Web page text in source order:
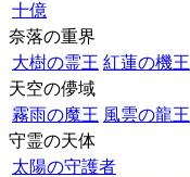
十億
奈落の重界
大樹の霊王 紅蓮の機王
天空の儚域
霧雨の魔王 風雲の龍王
守霊の天体
太陽の守護者